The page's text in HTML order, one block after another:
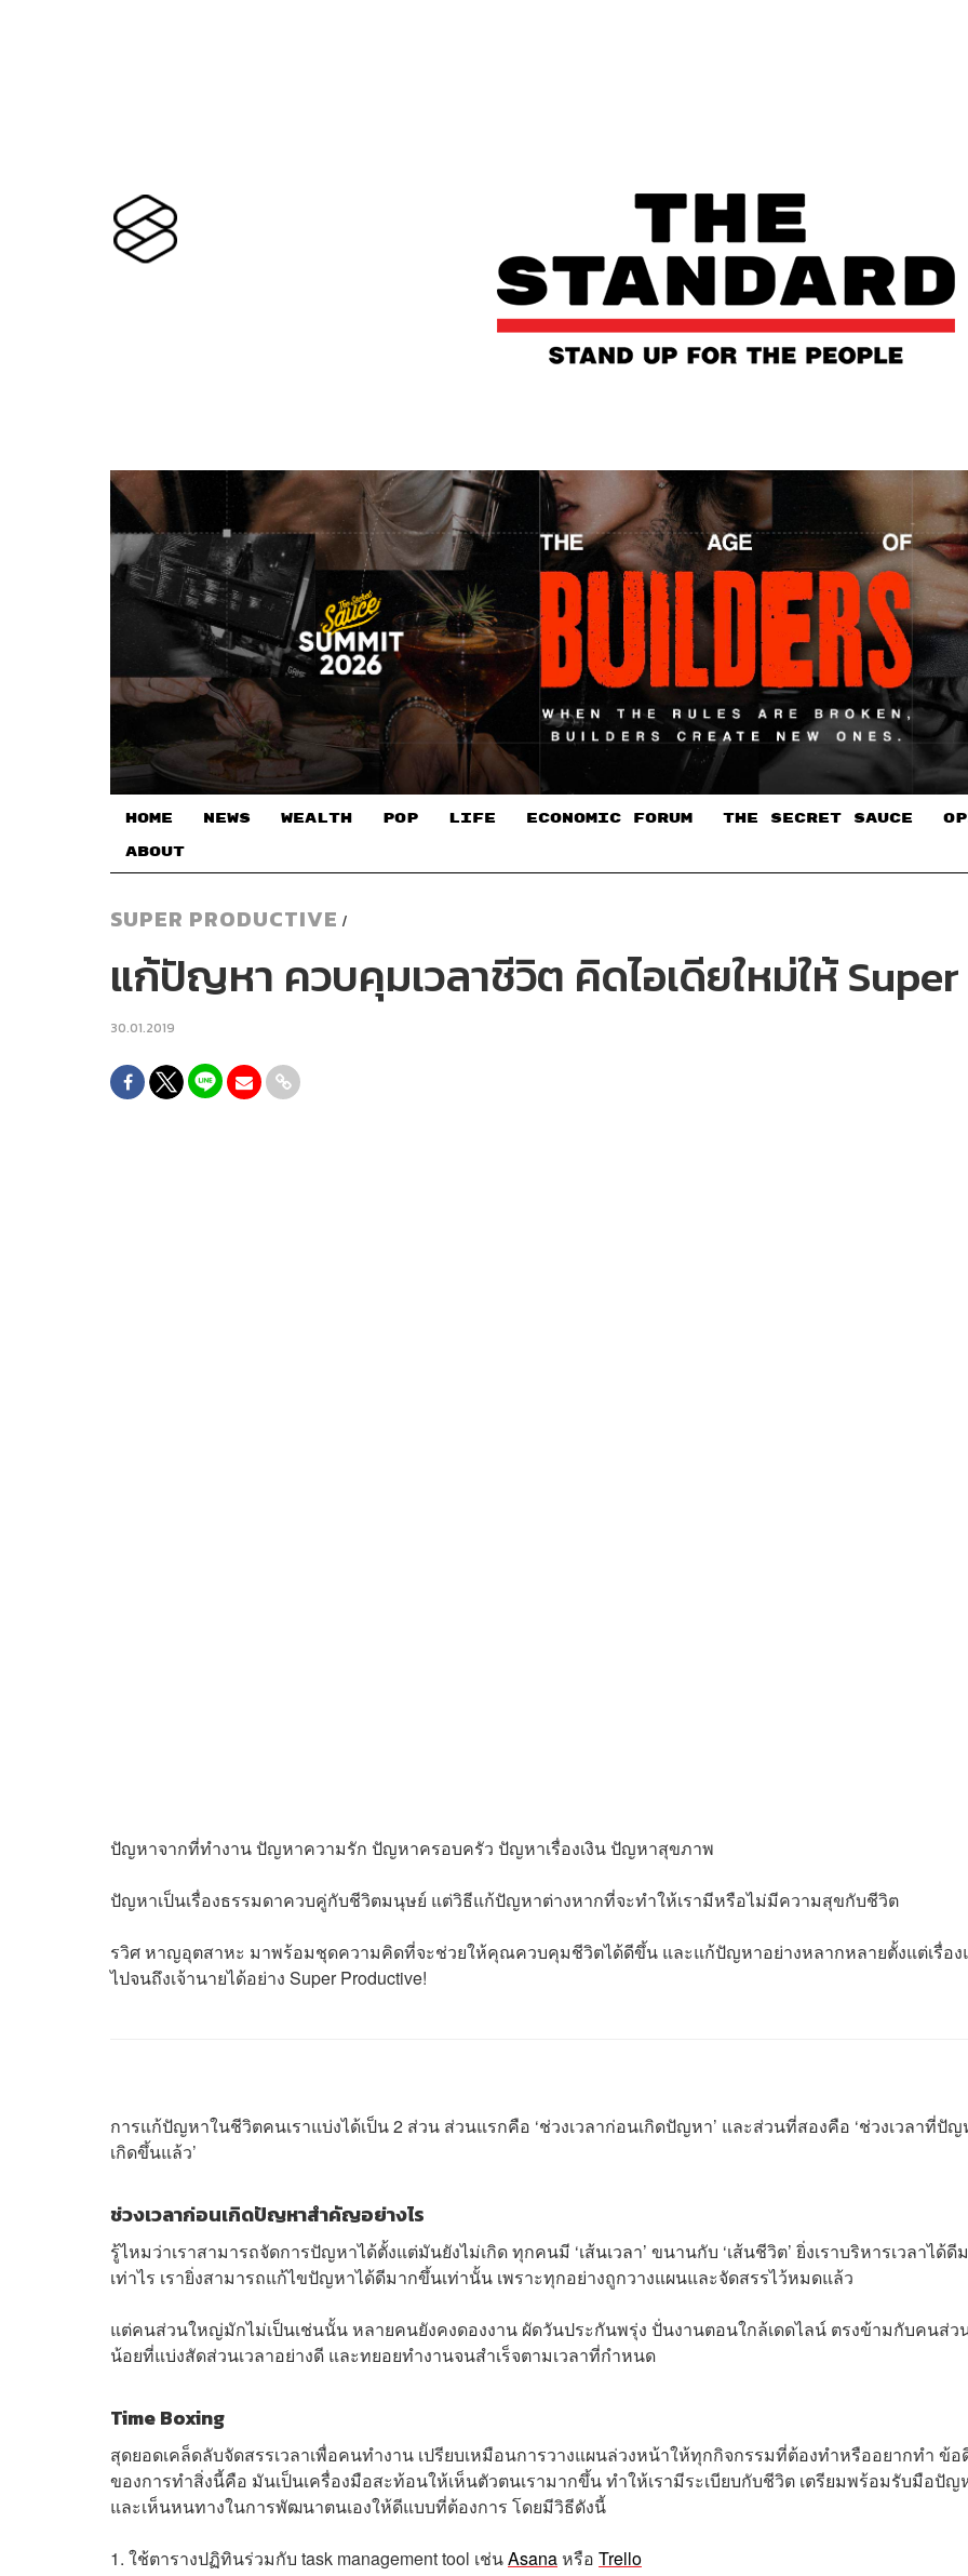
HOME NEWS WEALTH POP LIFE ECONOMIC FORUM THE SECRET SAUCE​
ABOUT
SUPER PRODUCTIVE /
แก้ปัญหา ควบคุมเวลาชีวิต คิดไอเดียใหม่ให้
30.01.2019
ปัญหาจากที่ทำงาน ปัญหาความรัก ปัญหาครอบครัว ปัญหาเรื่องเงิน ปัญหาสุขภาพ
ปัญหาเป็นเรื่องธรรมดาควบคู่กับชีวิตมนุษย์ แต่วิธีแก้ปัญหาต่างหากที่จะทำให้เรามีหรือไม่มีความสุขกับชีวิต
รวิศ หาญอุตสาหะ มาพร้อมชุดความคิดที่จะช่วยให้คุณควบคุมชีวิตได้ดีขึ้น และแก้ปัญหาอย่างหลากหลายตั้งแต่เรื่อ
ไปจนถึงเจ้านายได้อย่าง Super Productive!
การแก้ปัญหาในชีวิตคนเราแบ่งได้เป็น 2 ส่วน ส่วนแรกคือ ‘ช่วงเวลาก่อนเกิดปัญหา’ และส่วนที่สองคือ ‘ช่วงเวลาที่ปัญ
เกิดขึ้นแล้ว’
ช่วงเวลาก่อนเกิดปัญหาสำคัญอย่างไร
รู้ไหมว่าเราสามารถจัดการปัญหาได้ตั้งแต่มันยังไม่เกิด ทุกคนมี ‘เส้นเวลา’ ขนานกับ ‘เส้นชีวิต’ ยิ่งเราบริหารเวลาได้ดี
เท่าไร เรายิ่งสามารถแก้ไขปัญหาได้ดีมากขึ้นเท่านั้น เพราะทุกอย่างถูกวางแผนและจัดสรรไว้หมดแล้ว
แต่คนส่วนใหญ่มักไม่เป็นเช่นนั้น หลายคนยังคงดองงาน ผัดวันประกันพรุ่ง ปั่นงานตอนใกล้เดดไลน์ ตรงข้ามกับคนส่ว
น้อยที่แบ่งสัดส่วนเวลาอย่างดี และทยอยทำงานจนสำเร็จตามเวลาที่กำหนด
Time Boxing
สุดยอดเคล็ดลับจัดสรรเวลาเพื่อคนทำงาน เปรียบเหมือนการวางแผนล่วงหน้าให้ทุกกิจกรรมที่ต้องทำหรืออยากทำ ข้อ
ของการทำสิ่งนี้คือ มันเป็นเครื่องมือสะท้อนให้เห็นตัวตนเรามากขึ้น ทำให้เรามีระเบียบกับชีวิต เตรียมพร้อมรับมือปัญ
และเห็นหนทางในการพัฒนาตนเองให้ดีแบบที่ต้องการ โดยมีวิธีดังนี้
1. ใช้ตารางปฏิทินร่วมกับ task management tool เช่นAsanaหรือ Trello